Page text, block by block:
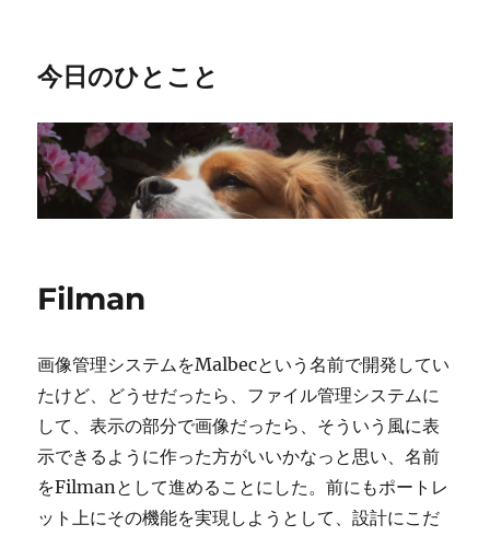
今日のひとこと
Filman
画像管理システムをMalbecという名前で開発してい
たけど、どうせだったら、ファイル管理システムに
して、表示の部分で画像だったら、そういう風に表
示できるように作った方がいいかなっと思い、名前
をFilmanとして進めることにした。前にもポートレ
ット上にその機能を実現しようとして、設計にこだ